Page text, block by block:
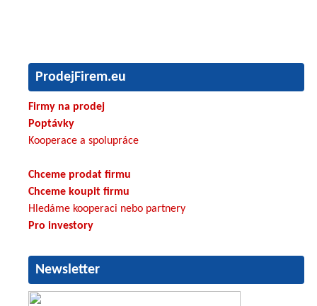
ProdejFirem.eu
Firmy na prodej
Poptávky
Kooperace a spolupráce
Chceme prodat firmu
Chceme koupit firmu
Hledáme kooperaci nebo partnery
Pro investory
Newsletter